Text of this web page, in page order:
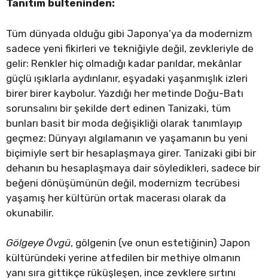
Tanıtım bülteninden:
Tüm dünyada olduğu gibi Japonya’ya da modernizm
sadece yeni fikirleri ve tekniğiyle değil, zevkleriyle de
gelir: Renkler hiç olmadığı kadar parıldar, mekânlar
güçlü ışıklarla aydınlanır, eşyadaki yaşanmışlık izleri
birer birer kaybolur. Yazdığı her metinde Doğu-Batı
sorunsalını bir şekilde dert edinen Tanizaki, tüm
bunları basit bir moda değişikliği olarak tanımlayıp
geçmez: Dünyayı algılamanın ve yaşamanın bu yeni
biçimiyle sert bir hesaplaşmaya girer. Tanizaki gibi bir
dehanın bu hesaplaşmaya dair söyledikleri, sadece bir
beğeni dönüşümünün değil, modernizm tecrübesi
yaşamış her kültürün ortak macerası olarak da
okunabilir.
Gölgeye Övgü, gölgenin (ve onun estetiğinin) Japon
kültüründeki yerine atfedilen bir methiye olmanın
yanı sıra gittikçe rüküşleşen, ince zevklere sırtını